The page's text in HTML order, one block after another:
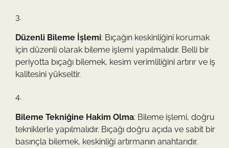
Düzenli Bileme İşlemi: Bıçağın keskinliğini korumak
için düzenli olarak bileme işlemi yapılmalıdır. Belli bir
periyotta bıçağı bilemek, kesim verimliliğini artırır ve iş
kalitesini yükseltir.
Bileme Tekniğine Hakim Olma: Bileme işlemi, doğru
tekniklerle yapılmalıdır. Bıçağı doğru açıda ve sabit bir
basınçla bilemek, keskinliği artırmanın anahtarıdır.